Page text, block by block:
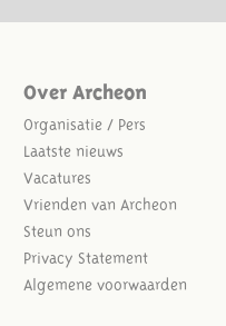
Over Archeon
Organisatie / Pers
Laatste nieuws
Vacatures
Vrienden van Archeon
Steun ons
Privacy Statement
Algemene voorwaarden